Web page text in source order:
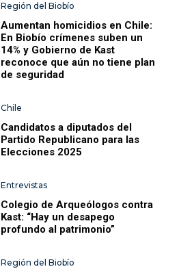
Región del Biobío
Aumentan homicidios en Chile:
En Biobío crímenes suben un
14% y Gobierno de Kast
reconoce que aún no tiene plan
de seguridad
Chile
Candidatos a diputados del
Partido Republicano para las
Elecciones 2025
Entrevistas
Colegio de Arqueólogos contra
Kast: “Hay un desapego
profundo al patrimonio”
Región del Biobío